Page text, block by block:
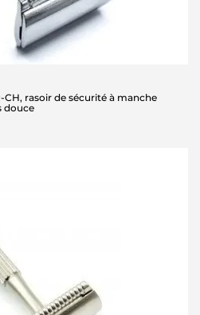
CH, rasoir de sécurité à manche
douce